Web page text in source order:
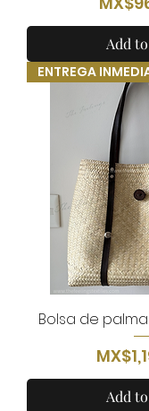
Add
ENTREGA
Bolsa de
Price
Add